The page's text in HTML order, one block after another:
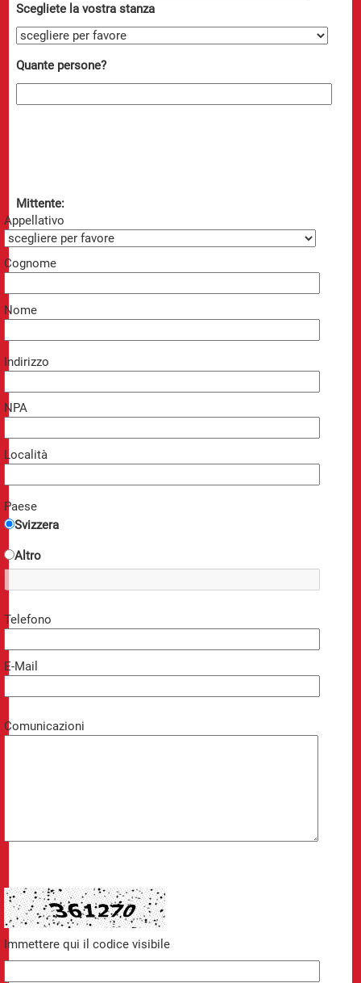
Scegliete la vostra stanza
Quante persone?
Mittente:
Appellativo
Cognome
Nome
Indirizzo
NPA
Località
Paese
Svizzera
Altro
Telefono
E-Mail
Comunicazioni
Immettere qui il codice visibile